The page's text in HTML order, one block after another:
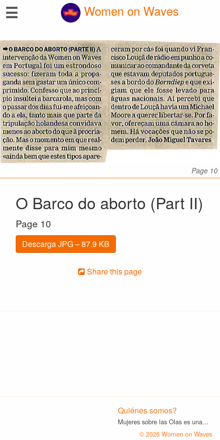
☰ Women on Waves
Page 10
O Barco do aborto (Part II)
Page 10
Descarga JPG – 87.9 KB
Share this page
Quiénes somos?
Mujeres sobre las Olas es una…
© 2026 Women on Waves